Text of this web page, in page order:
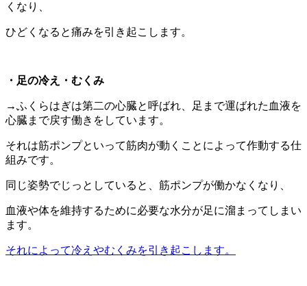
くなり、
ひどくなると痛みを引き起こします。
・足の冷え・むくみ
→ふくらはぎは第二の心臓と呼ばれ、足まで運ばれた血液を
心臓まで戻す働きをしています。
それは筋ポンプといって筋肉が動くことによって作動する仕
組みです。
同じ姿勢でじっとしていると、筋ポンプが働かなくなり、
血液や体を維持するために必要な水分が足に溜まってしまい
ます。
それによって冷えやむくみを引き起こします。